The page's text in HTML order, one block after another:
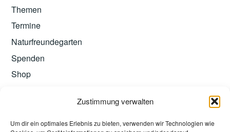
Zustimmung verwalten
Um dir ein optimales Erlebnis zu bieten, verwenden wir Technologien wie
Themen
Termine
Naturfreundegarten
Spenden
Shop